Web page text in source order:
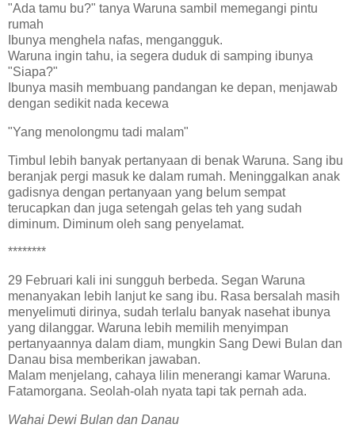
"Ada tamu bu?" tanya Waruna sambil memegangi pintu
rumah
Ibunya menghela nafas, mengangguk.
Waruna ingin tahu, ia segera duduk di samping ibunya
"Siapa?"
Ibunya masih membuang pandangan ke depan, menjawab
dengan sedikit nada kecewa
"Yang menolongmu tadi malam"
Timbul lebih banyak pertanyaan di benak Waruna. Sang ibu
beranjak pergi masuk ke dalam rumah. Meninggalkan anak
gadisnya dengan pertanyaan yang belum sempat
terucapkan dan juga setengah gelas teh yang sudah
diminum. Diminum oleh sang penyelamat.
********
29 Februari kali ini sungguh berbeda. Segan Waruna
menanyakan lebih lanjut ke sang ibu. Rasa bersalah masih
menyelimuti dirinya, sudah terlalu banyak nasehat ibunya
yang dilanggar. Waruna lebih memilih menyimpan
pertanyaannya dalam diam, mungkin Sang Dewi Bulan dan
Danau bisa memberikan jawaban.
Malam menjelang, cahaya lilin menerangi kamar Waruna.
Fatamorgana. Seolah-olah nyata tapi tak pernah ada.
Wahai Dewi Bulan dan Danau